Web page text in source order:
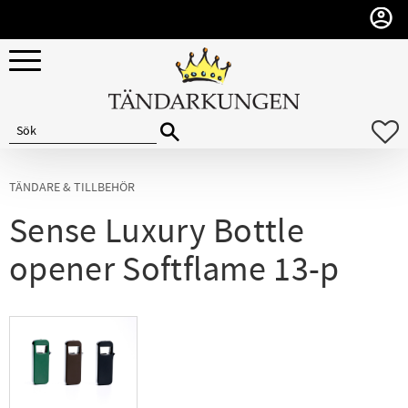
Meny
TÄNDARE & TILLBEHÖR
Sense Luxury Bottle
opener Softflame 13-p